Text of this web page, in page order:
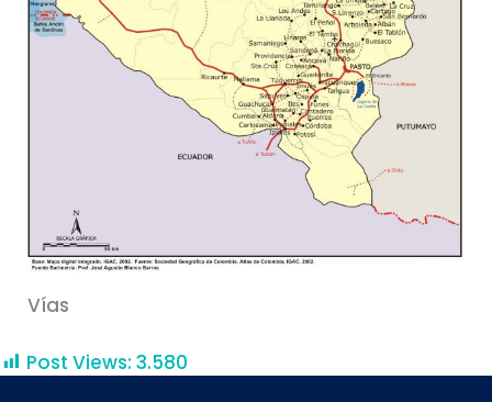
Vías
Post Views: 3.580